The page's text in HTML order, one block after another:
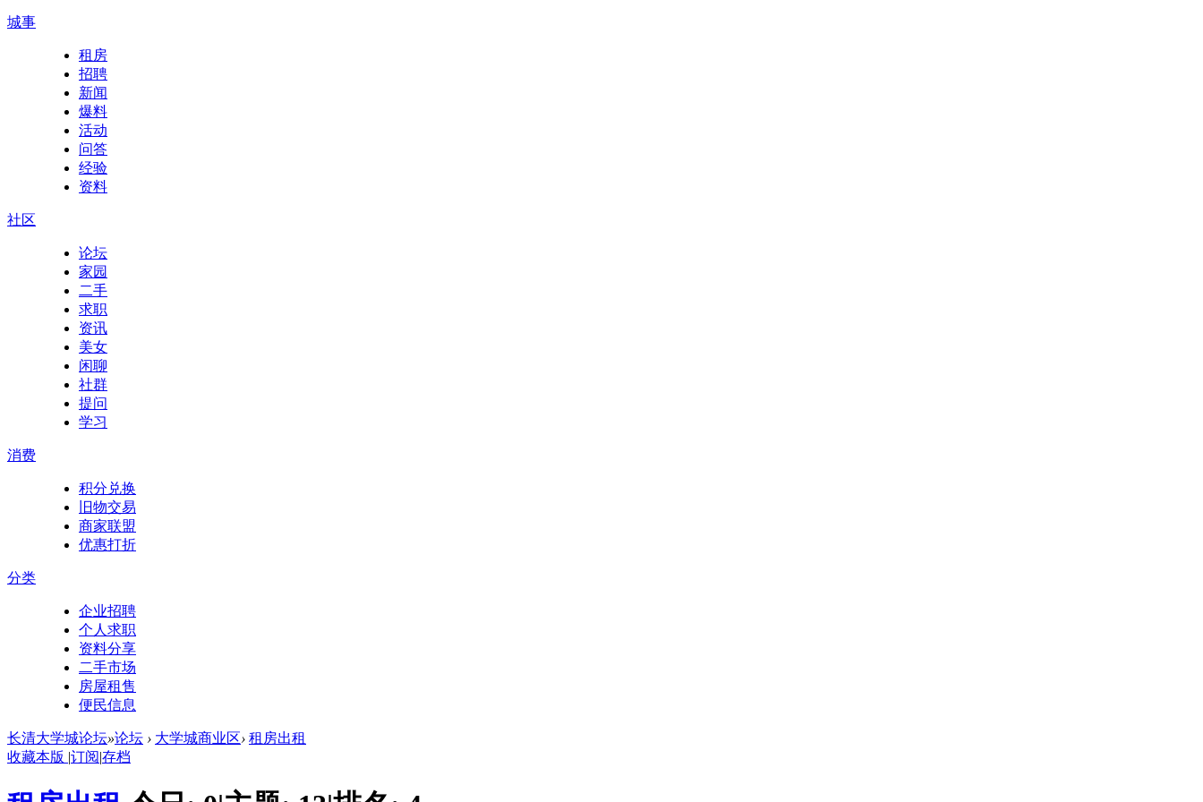
城事
租房
招聘
新闻
爆料
活动
问答
经验
资料
社区
论坛
家园
二手
求职
资讯
美女
闲聊
社群
提问
学习
消费
积分兑换
旧物交易
商家联盟
优惠打折
分类
企业招聘
个人求职
资料分享
二手市场
房屋租售
便民信息
长清大学城论坛»论坛 › 大学城商业区› 租房出租
收藏本版 |订阅|存档